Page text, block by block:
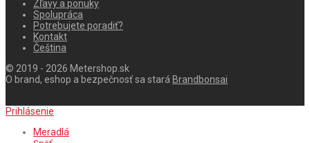
Zľavy a ponuky
Spolupráca
Potrebujete poradiť?
Kontakt
Čeština
© 2019 - 2026 Metershop.sk
O brand, eshop a bezpečnosť sa stará Brandbonsai
Prihlásenie
Meradlá